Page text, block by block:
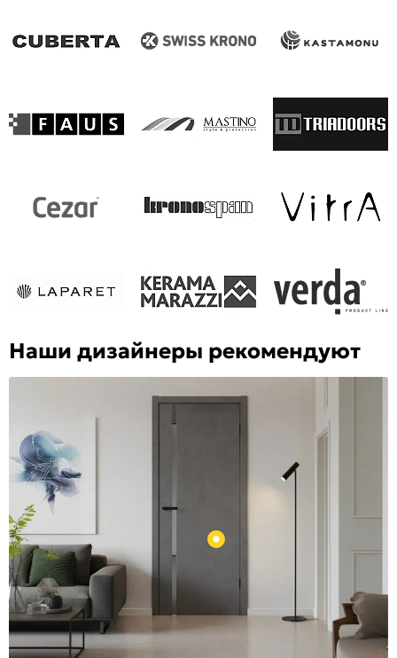
Наши дизайнеры рекомендуют